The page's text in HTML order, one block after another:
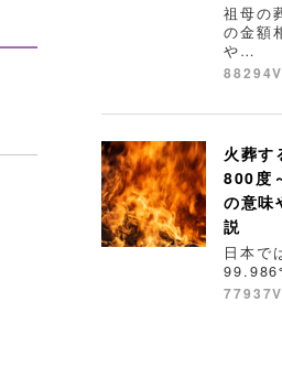
祖母の
の金額
や…
火葬す
800度
の意味
説
日本で